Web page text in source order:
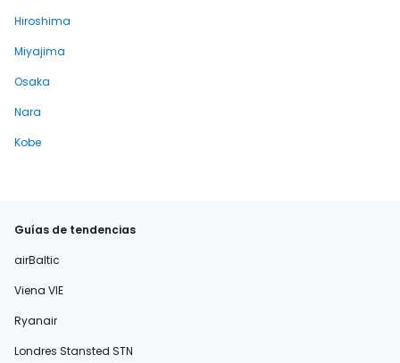
Hiroshima
Miyajima
Osaka
Nara
Kobe
Guías de tendencias
airBaltic
Viena VIE
Ryanair
Londres Stansted STN